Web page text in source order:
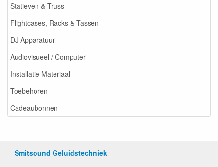
Statieven & Truss
Flightcases, Racks & Tassen
DJ Apparatuur
Audiovisueel / Computer
Installatie Materiaal
Toebehoren
Cadeaubonnen
Smitsound Geluidstechniek